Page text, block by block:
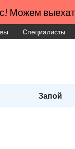
Можем
Специалисты
Запой